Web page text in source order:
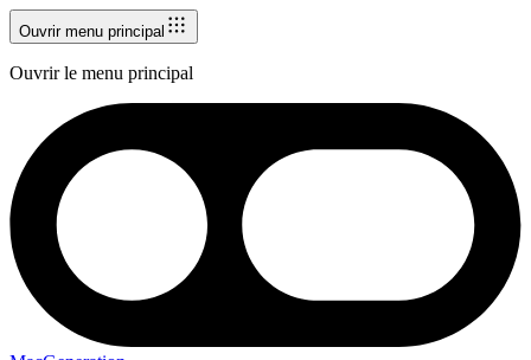
Ouvrir menu principal
Ouvrir le menu principal